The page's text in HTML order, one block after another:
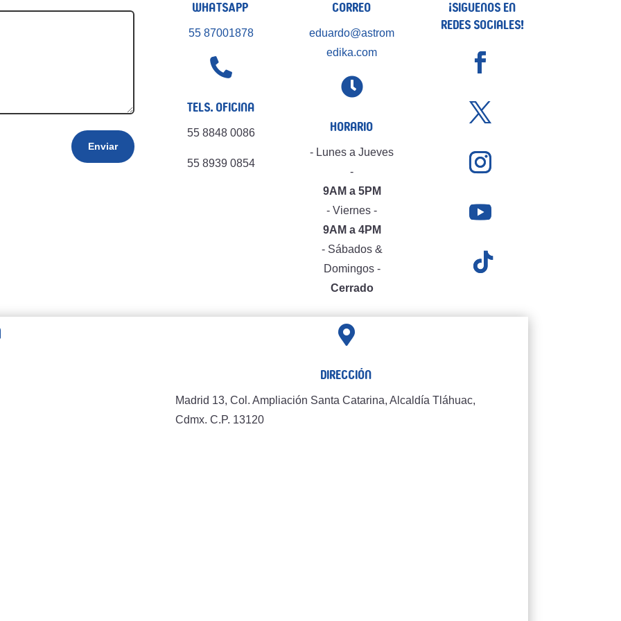
Enviar
WhatsApp
55 87001878

Tels. Oficina
55 8848 0086
55 8939 0854
Correo
eduardo@astrom
edika.com

Horario
- Lunes a Jueves
-
9AM a 5PM
- Viernes -
9AM a 4PM
- Sábados &
Domingos -
Cerrado
¡Siguenos en
Redes Sociales!

Dirección
Madrid 13, Col. Ampliación Santa Catarina, Alcaldía Tláhuac,
Cdmx. C.P. 13120